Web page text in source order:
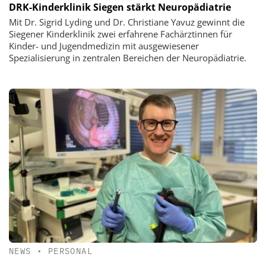
DRK-Kinderklinik Siegen stärkt Neuropädiatrie
Mit Dr. Sigrid Lyding und Dr. Christiane Yavuz gewinnt die
Siegener Kinderklinik zwei erfahrene Fachärztinnen für
Kinder- und Jugendmedizin mit ausgewiesener
Spezialisierung in zentralen Bereichen der Neuropädiatrie.
NEWS • PERSONAL